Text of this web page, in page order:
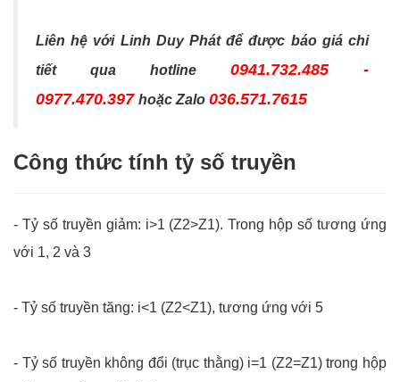
Liên hệ với Linh Duy Phát để được báo giá chi
tiết qua hotline 0941.732.485 -
0977.470.397 hoặc Zalo 036.571.7615
Công thức tính tỷ số truyền
- Tỷ số truyền giảm: i>1 (Z2>Z1). Trong hộp số tương ứng
với 1, 2 và 3
- Tỷ số truyền tăng: i<1 (Z2<Z1), tương ứng với 5
- Tỷ số truyền không đổi (trục thằng) i=1 (Z2=Z1) trong hộp